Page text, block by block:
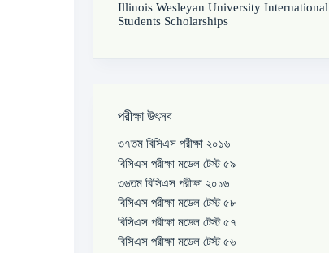
Illinois Wesleyan University International
Students Scholarships
পরীক্ষা উৎসব
৩৭তম বিসিএস পরীক্ষা ২০১৬
বিসিএস পরীক্ষা মডেল টেস্ট ৫৯
৩৬তম বিসিএস পরীক্ষা ২০১৬
বিসিএস পরীক্ষা মডেল টেস্ট ৫৮
বিসিএস পরীক্ষা মডেল টেস্ট ৫৭
বিসিএস পরীক্ষা মডেল টেস্ট ৫৬